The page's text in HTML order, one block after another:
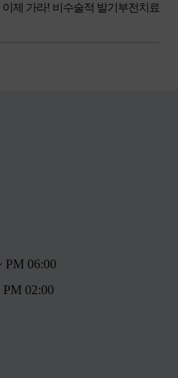
제 가라! 비수술적 발기부전치료
PM 06:00
PM 02:00